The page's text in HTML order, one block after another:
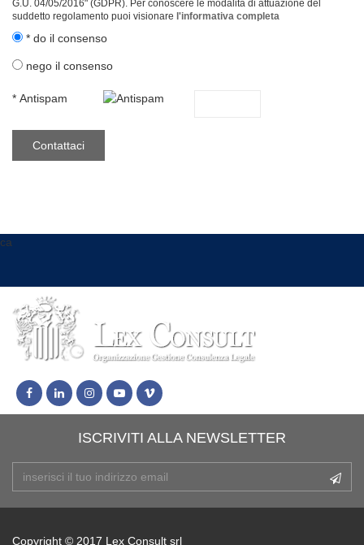
G.U. 04/05/2016" (GDPR). Per conoscere le modalitá di attuazione del
suddetto regolamento puoi visionare l'informativa completa
* do il consenso
nego il consenso
* Antispam
Contattaci
ca
ISCRIVITI ALLA NEWSLETTER
Copyright © 2017 Lex Consult srl